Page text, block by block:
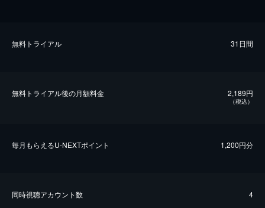
無料トライアル 31日間
無料トライアル後の⽉額料金 2,189円
（税込）
毎⽉もらえるU-NEXTポイント 1,200円分
同時視聴アカウント数 4